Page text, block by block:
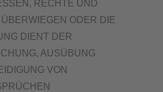
RECHTE UND
ODER DIE
DIENT DER
AUSÜBUNG
VON